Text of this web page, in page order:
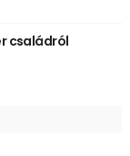
családról